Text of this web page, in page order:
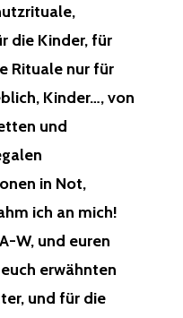
die Kinder, für
Rituale nur für
Kinder…, von
und
in Not,
ich an mich!
W, und euren
erwähnten
und für die